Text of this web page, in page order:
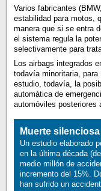
Varios fabricantes
estabilidad para motos,
manera que si se entra
el sistema regula la
selectivamente para
Los airbags integrados
todavía minoritaria,
estudio, todavía, la
automática de
automóviles posteriores
Muerte silenciosa
Un estudio elaborado
en la última década
medio millón de
incremento del 15%.
han sufrido un